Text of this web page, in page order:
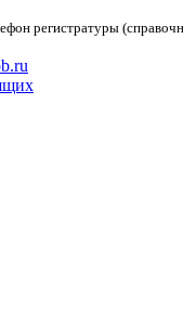
регистратуры